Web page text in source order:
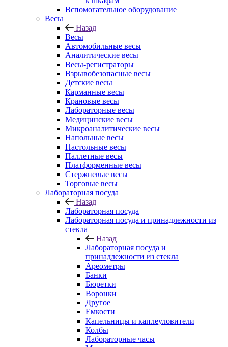
Вспомогательное оборудование
Весы
Назад
Весы
Автомобильные весы
Аналитические весы
Весы-регистраторы
Взрывобезопасные весы
Детские весы
Карманные весы
Крановые весы
Лабораторные весы
Медицинские весы
Микроаналитические весы
Напольные весы
Настольные весы
Паллетные весы
Платформенные весы
Стержневые весы
Торговые весы
Лабораторная посуда
Назад
Лабораторная посуда
Лабораторная посуда и принадлежности из
стекла
Назад
Лабораторная посуда и
принадлежности из стекла
Ареометры
Банки
Бюретки
Воронки
Другое
Емкости
Капельницы и каплеуловители
Колбы
Лабораторные часы